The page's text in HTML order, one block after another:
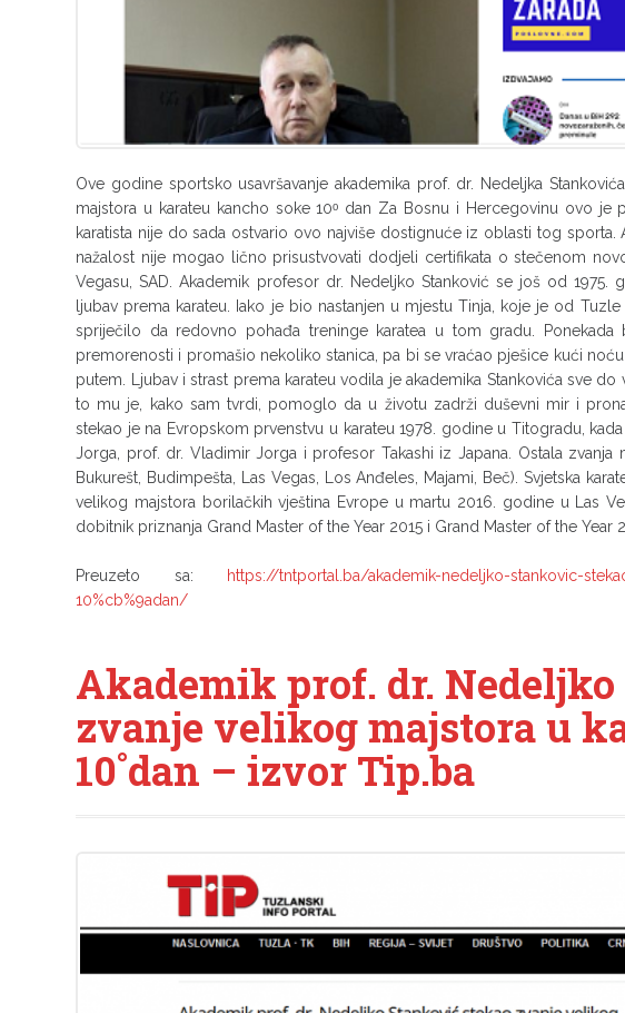
Ove godine sportsko usavršavanje akademika prof. dr. Nedeljka
majstora u karateu kancho soke 10ᵒ dan Za Bosnu i Hercegovinu ovo
karatista nije do sada ostvario ovo najviše dostignuće iz oblasti tog
nažalost nije mogao lično prisustvovati dodjeli certifikata o stečenom
Vegasu, SAD. Akademik profesor dr. Nedeljko Stanković se još od
ljubav prema karateu. Iako je bio nastanjen u mjestu Tinja, koje je od
spriječilo da redovno pohađa treninge karatea u tom gradu.
premorenosti i promašio nekoliko stanica, pa bi se vraćao pješice kući
putem. Ljubav i strast prema karateu vodila je akademika Stankovića sve
to mu je, kako sam tvrdi, pomoglo da u životu zadrži duševni mir i
stekao je na Evropskom prvenstvu u karateu 1978. godine u Titogradu,
Jorga, prof. dr. Vladimir Jorga i profesor Takashi iz Japana. Ostala zvanja
Bukurešt, Budimpešta, Las Vegas, Los Anđeles, Majami, Beč). Svjetska
velikog majstora borilačkih vještina Evrope u martu 2016. godine u Las
dobitnik priznanja Grand Master of the Year 2015 i Grand Master of the Year
Preuzeto sa:
https://tntportal.ba/akademik-nedeljko-stankovic-
10%cb%9adan/
Akademik prof. dr.
zvanje velikog majstora u
10˚dan – izvor Tip.ba